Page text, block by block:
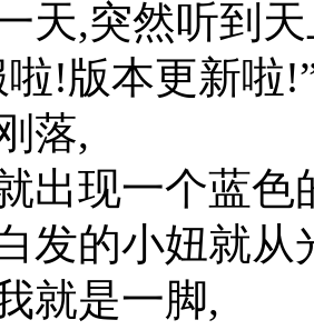
天,突然听到
啦!版本更新啦
落,
出现一个蓝色
发的小妞就从
就是一脚,